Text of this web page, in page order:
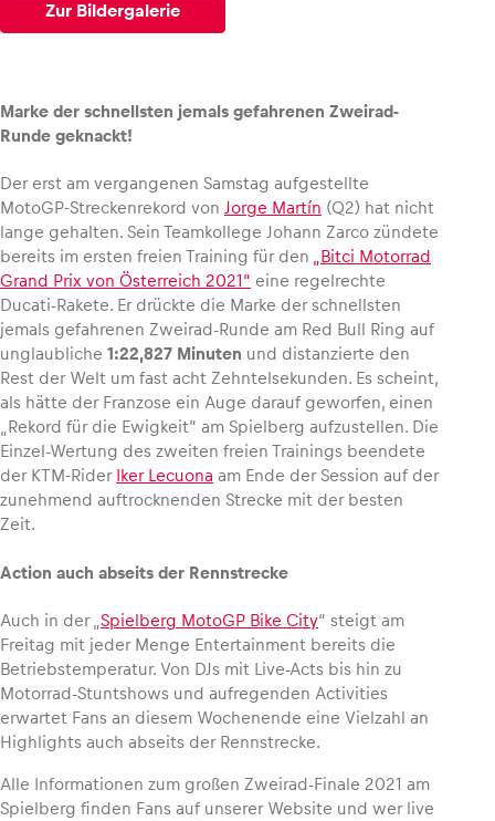
Zur Bildergalerie
Marke der schnellsten jemals gefahrenen Zweirad-
Runde geknackt!
Der erst am vergangenen Samstag aufgestellte
MotoGP-Streckenrekord von Jorge Martín (Q2) hat nicht
lange gehalten. Sein Teamkollege Johann Zarco zündete
bereits im ersten freien Training für den „Bitci Motorrad
Grand Prix von Österreich 2021“ eine regelrechte
Ducati-Rakete. Er drückte die Marke der schnellsten
jemals gefahrenen Zweirad-Runde am Red Bull Ring auf
unglaubliche 1:22,827 Minuten und distanzierte den
Rest der Welt um fast acht Zehntelsekunden. Es scheint,
als hätte der Franzose ein Auge darauf geworfen, einen
„Rekord für die Ewigkeit“ am Spielberg aufzustellen. Die
Einzel-Wertung des zweiten freien Trainings beendete
der KTM-Rider Iker Lecuona am Ende der Session auf der
zunehmend auftrocknenden Strecke mit der besten
Zeit.
Action auch abseits der Rennstrecke
Auch in der „ Spielberg MotoGP Bike City“ steigt am
Freitag mit jeder Menge Entertainment bereits die
Betriebstemperatur. Von DJs mit Live-Acts bis hin zu
Motorrad-Stuntshows und aufregenden Activities
erwartet Fans an diesem Wochenende eine Vielzahl an
Highlights auch abseits der Rennstrecke.
Alle Informationen zum großen Zweirad-Finale 2021 am
Spielberg finden Fans auf unserer Website und wer live